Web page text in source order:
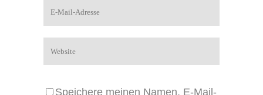
Speichere meinen Namen, E-Mail-